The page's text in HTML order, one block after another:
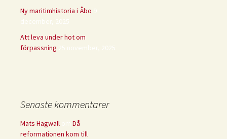
Ny maritimhistoria i Åbo 9
december, 2025
Att leva under hot om
förpassning
25 november, 2025
Senaste kommentarer
Mats Hagwall om Då
reformationen kom till